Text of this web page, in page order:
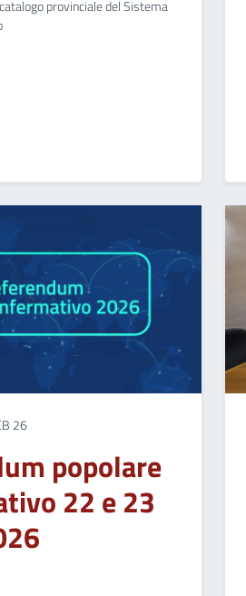
provinciale del Sistema
26
popolare
22 e 23